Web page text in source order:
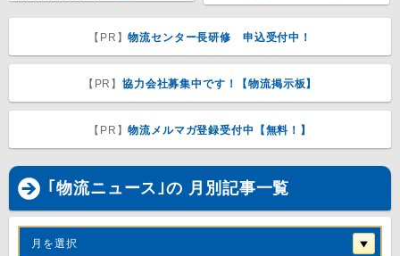
【PR】物流センター長研修 申込受付中！
【PR】協力会社募集中です！【物流掲示板】
【PR】物流メルマガ登録受付中【無料！】
｢物流ニュース｣の 月別記事一覧
月を選択